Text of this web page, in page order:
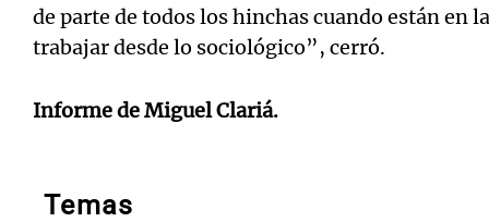
de parte de todos los hinchas cuando están en
trabajar desde lo sociológico”, cerró.
Informe de Miguel Clariá.
Temas